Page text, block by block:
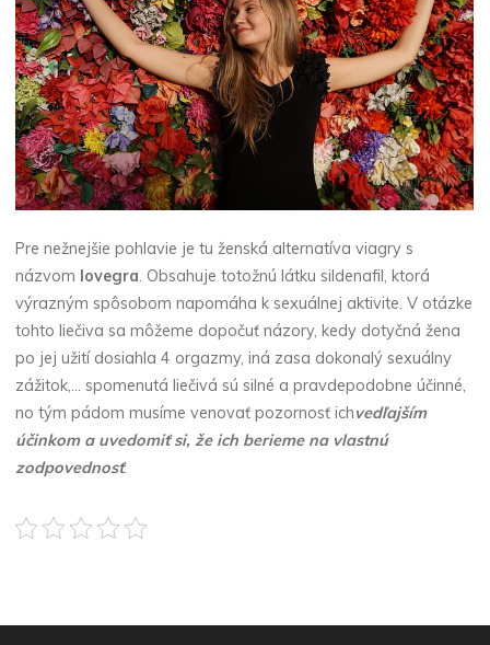
Pre nežnejšie pohlavie je tu ženská alternatíva viagry s
názvom lovegra . Obsahuje totožnú látku sildenafil, ktorá
výrazným spôsobom napomáha k sexuálnej aktivite. V otázke
tohto liečiva sa môžeme dopočuť názory, kedy dotyčná žena
po jej užití dosiahla 4 orgazmy, iná zasa dokonalý sexuálny
zážitok,… spomenutá liečivá sú silné a pravdepodobne účinné,
no tým pádom musíme venovať pozornosť ichvedľajším
účinkom a uvedomiť si, že ich berieme na vlastnú
zodpovednosť.